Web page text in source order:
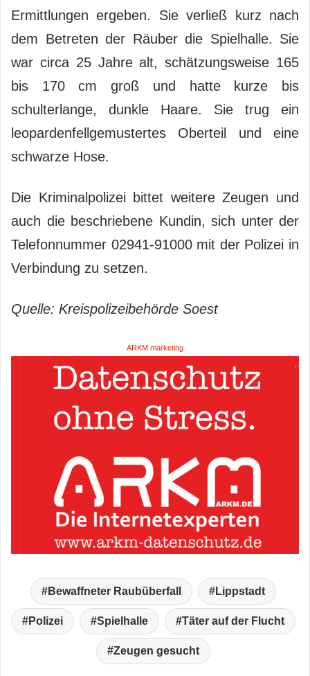
Ermittlungen ergeben. Sie verließ kurz nach
dem Betreten der Räuber die Spielhalle. Sie
war circa 25 Jahre alt, schätzungsweise 165
bis 170 cm groß und hatte kurze bis
schulterlange, dunkle Haare. Sie trug ein
leopardenfellgemustertes Oberteil und eine
schwarze Hose.
Die Kriminalpolizei bittet weitere Zeugen und
auch die beschriebene Kundin, sich unter der
Telefonnummer 02941-91000 mit der Polizei in
Verbindung zu setzen.
Quelle: Kreispolizeibehörde Soest
ARKM.marketing
Bewaffneter Raubüberfall Lippstadt
Polizei Spielhalle Täter auf der Flucht
Zeugen gesucht